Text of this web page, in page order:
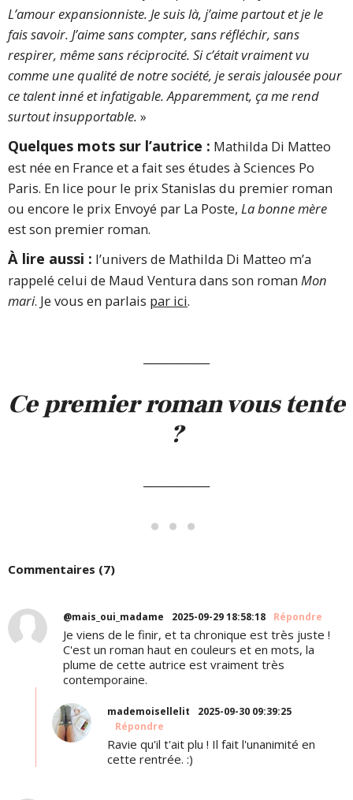
L’amour expansionniste. Je suis là, j’aime partout et je le
fais savoir. J’aime sans compter, sans réfléchir, sans
respirer, même sans réciprocité. Si c’était vraiment vu
comme une qualité de notre société, je serais jalousée pour
ce talent inné et infatigable. Apparemment, ça me rend
surtout insupportable. »
Quelques mots sur l’autrice : Mathilda Di Matteo
est née en France et a fait ses études à Sciences Po
Paris. En lice pour le prix Stanislas du premier roman
ou encore le prix Envoyé par La Poste, La bonne mère
est son premier roman.
À lire aussi : l’univers de Mathilda Di Matteo m’a
rappelé celui de Maud Ventura dans son roman Mon
mari. Je vous en parlais par ici.
Ce premier roman vous tente
?
Commentaires (7)
@mais_oui_madame 2025-09-29 18:58:18 Répondre
Je viens de le finir, et ta chronique est très juste !
C'est un roman haut en couleurs et en mots, la
plume de cette autrice est vraiment très
contemporaine.
mademoisellelit
2025-09-30 09:39:25
Répondre
Ravie qu'il t'ait plu ! Il fait l'unanimité en
cette rentrée. :)